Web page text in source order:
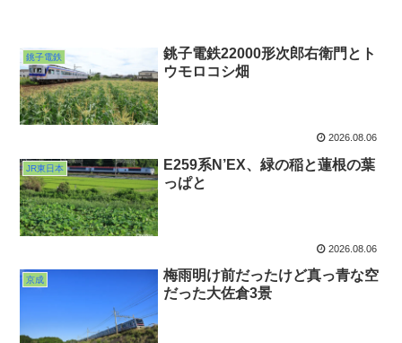
銚子電鉄
銚子電鉄22000形次郎右衛門とト
ウモロコシ畑
2026.08.06
JR東日本
E259系N’EX、緑の稲と蓮根の葉
っぱと
2026.08.06
京成
梅雨明け前だったけど真っ青な空
だった大佐倉3景